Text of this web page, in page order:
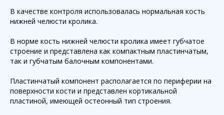
В качестве контроля использовалась нормальная кость
нижней челюсти кролика.
В норме кость нижней челюсти кролика имеет губчатое
строение и представлена как компактным пластинчатым,
так и губчатым балочным компонентами.
Пластинчатый компонент располагается по периферии на
поверхности кости и представлен кортикальной
пластиной, имеющей остеонный тип строения.